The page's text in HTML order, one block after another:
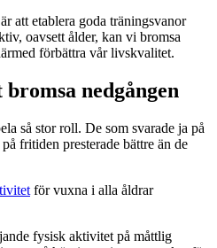
att etablera goda träningsvanor
oavsett ålder, kan vi bromsa
förbättra vår livskvalitet.
nedgången
så stor roll. De som svarade ja på
fritiden presterade bättre än de
för vuxna i alla åldrar
fysisk aktivitet på måttlig